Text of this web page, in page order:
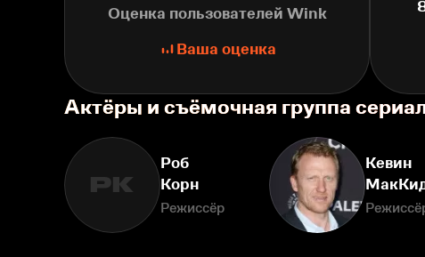
Оценка пользователей Wink
Ваша оценка
Актёры и съёмочная группа
РК
Роб
Корн
Режиссёр
Кевин